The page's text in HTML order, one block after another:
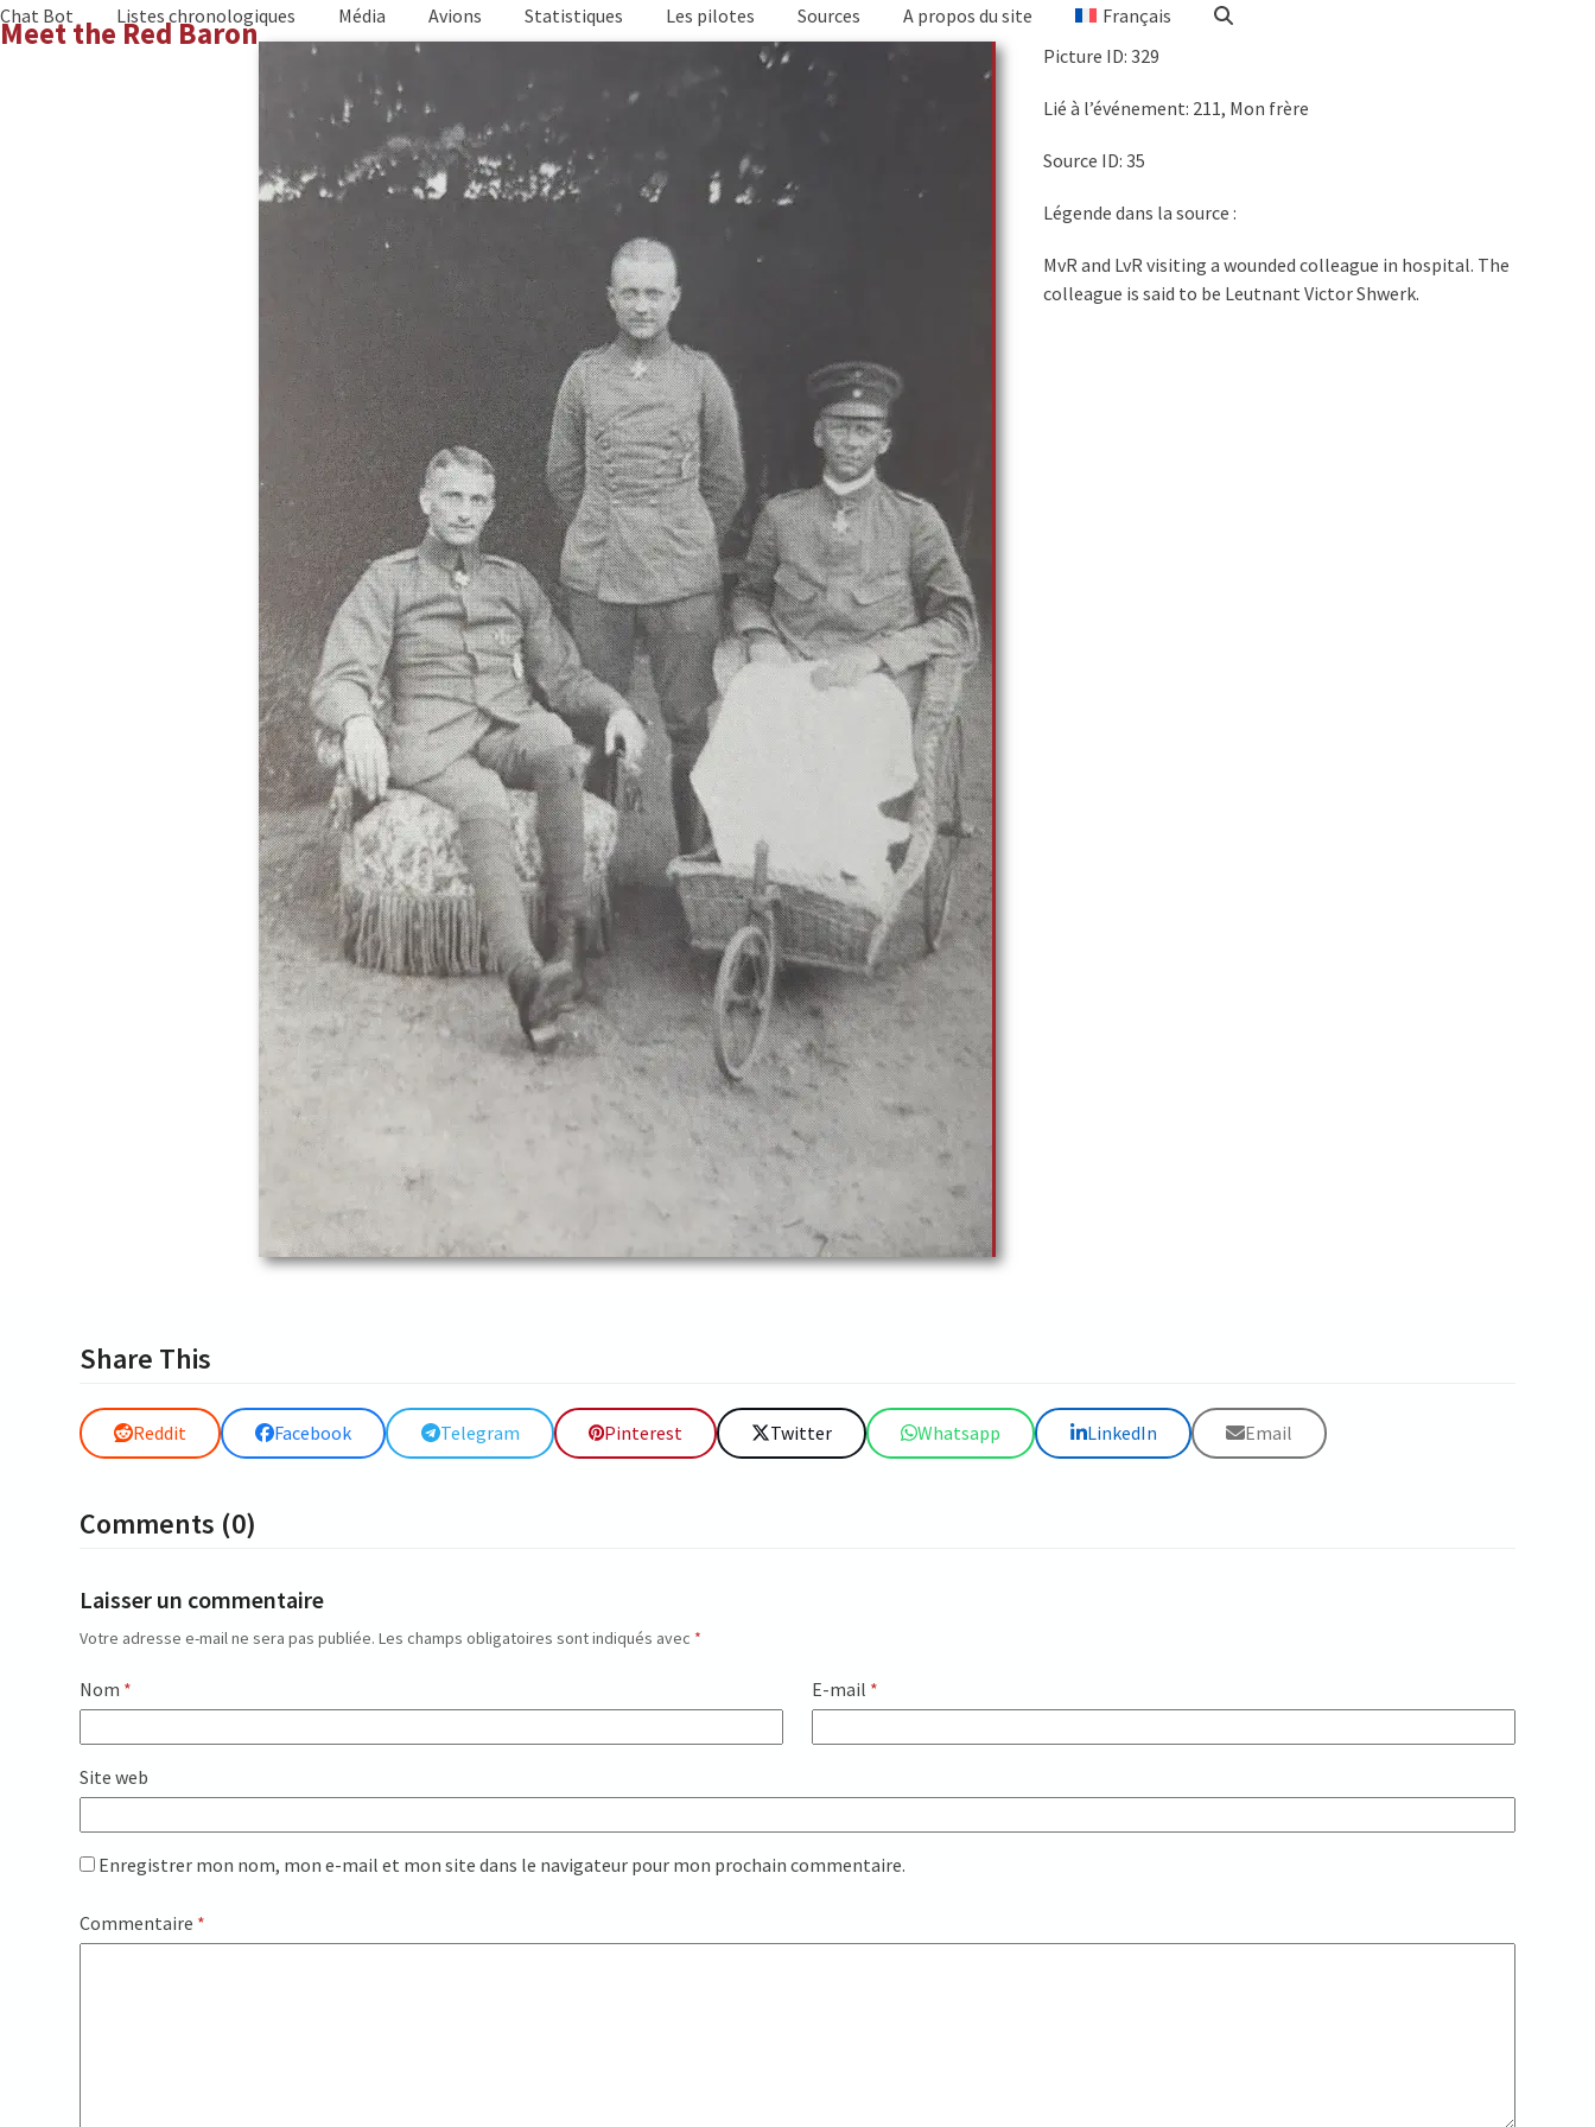
Skip
to
Meet the Red Baron
Chat Bot Listes chronologiques Média Avions Statistiques Les pilotes Sources A propos du site
Français
Picture ID: 329
Lié à l’événement: 211, Mon frère
Source ID: 35
Légende dans la source :
MvR and LvR visiting a wounded colleague in hospital. The
colleague is said to be Leutnant Victor Shwerk.
Share This
Reddit Facebook Telegram Pinterest Twitter Whatsapp LinkedIn Email
Comments (0)
Laisser un commentaire
Votre adresse e-mail ne sera pas publiée. Les champs obligatoires sont indiqués avec *
Nom * E-mail *
Site web
Enregistrer mon nom, mon e-mail et mon site dans le navigateur pour mon prochain commentaire.
Commentaire *